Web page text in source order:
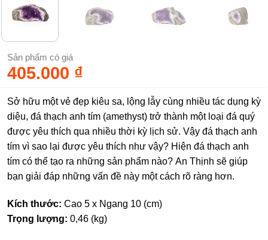
Sản phẩm có giá
405.000 ₫
Sở hữu một vẻ đẹp kiêu sa, lộng lẫy cùng nhiều tác dụng kỳ
diệu, đá thạch anh tím (amethyst) trở thành một loại đá quý
được yêu thích qua nhiều thời kỳ lịch sử. Vậy đá thạch anh
tím vì sao lại được yêu thích như vậy? Hiện đá thạch anh
tím có thể tạo ra những sản phẩm nào? An Thịnh sẽ giúp
bạn giải đáp những vấn đề này một cách rõ ràng hơn.
Kích thước: Cao 5 x Ngang 10 (cm)
Trọng lượng: 0,46 (kg)